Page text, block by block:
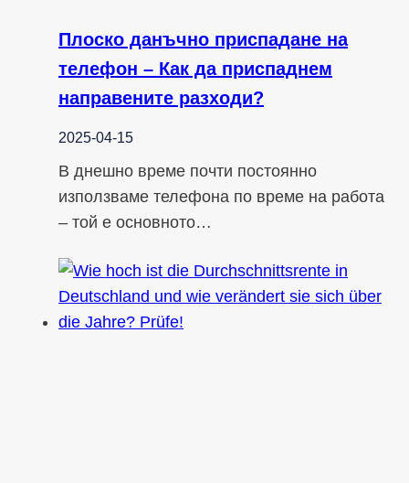
Плоско данъчно приспадане на
телефон – Как да приспаднем
направените разходи?
2025-04-15
В днешно време почти постоянно
използваме телефона по време на работа
– той е основното…